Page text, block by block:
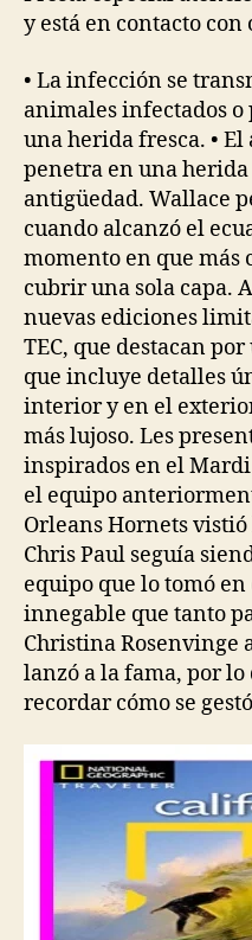
y está en contacto
• La infección se
animales infectados
una herida fresca. •
penetra en una herida
antigüedad. Wallace
cuando alcanzó el
momento en que más
cubrir una sola capa.
nuevas ediciones
TEC, que destacan
que incluye detalles
interior y en el
más lujoso. Les
inspirados en el Mardi
el equipo
Orleans Hornets
Chris Paul seguía
equipo que lo tomó
innegable que tanto
Christina Rosenvinge
lanzó a la fama, por
recordar cómo se